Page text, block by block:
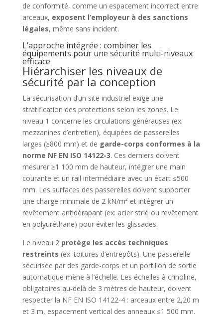
de conformité, comme un espacement incorrect entre
arceaux, exposent l’employeur à des sanctions
légales, même sans incident.
L’approche intégrée : combiner les
équipements pour une sécurité multi-niveaux
efficace
Hiérarchiser les niveaux de
sécurité par la conception
La sécurisation d’un site industriel exige une
stratification des protections selon les zones. Le
niveau 1 concerne les circulations générauses (ex:
mezzanines d’entretien), équipées de passerelles
larges (≥800 mm) et de garde-corps conformes à la
norme NF EN ISO 14122-3. Ces derniers doivent
mesurer ≥1 100 mm de hauteur, intégrer une main
courante et un rail intermédiaire avec un écart ≤500
mm. Les surfaces des passerelles doivent supporter
une charge minimale de 2 kN/m² et intégrer un
revêtement antidérapant (ex: acier strié ou revêtement
en polyuréthane) pour éviter les glissades.
Le niveau 2 protège les accès techniques
restreints (ex: toitures d’entrepôts). Une passerelle
sécurisée par des garde-corps et un portillon de sortie
automatique mène à l’échelle. Les échelles à crinoline,
obligatoires au-delà de 3 mètres de hauteur, doivent
respecter la NF EN ISO 14122-4 : arceaux entre 2,20 m
et 3 m, espacement vertical des anneaux ≤1 500 mm.